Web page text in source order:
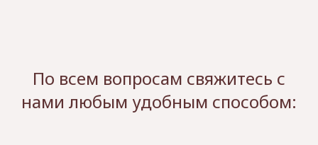
По всем вопросам свяжитесь с
нами любым удобным способом: